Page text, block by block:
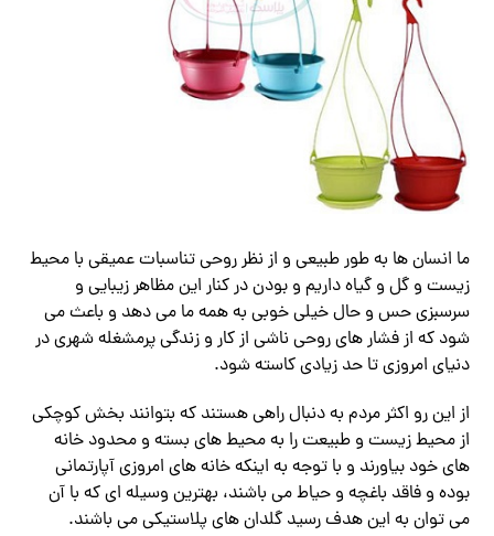
ما انسان ها به طور طبیعی و از نظر روحی تناسبات عمیقی با محیط
زیست و گل و گیاه داریم و بودن در کنار این مظاهر زیبایی و
سرسبزی حس و حال خیلی خوبی به همه ما می دهد و باعث می
شود که از فشار های روحی ناشی از کار و زندگی پرمشغله شهری در
دنیای امروزی تا حد زیادی کاسته شود.
از این رو اکثر مردم به دنبال راهی هستند که بتوانند بخش کوچکی
از محیط زیست و طبیعت را به محیط های بسته و محدود خانه
های خود بیاورند و با توجه به اینکه خانه های امروزی آپارتمانی
بوده و فاقد باغچه و حیاط می باشند، بهترین وسیله ای که با آن
می توان به این هدف رسید گلدان های پلاستیکی می باشند.